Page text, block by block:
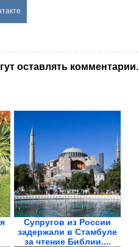
оставлять комментарии.
Супругов из России
задержали в Стамбуле
за чтение Библии....